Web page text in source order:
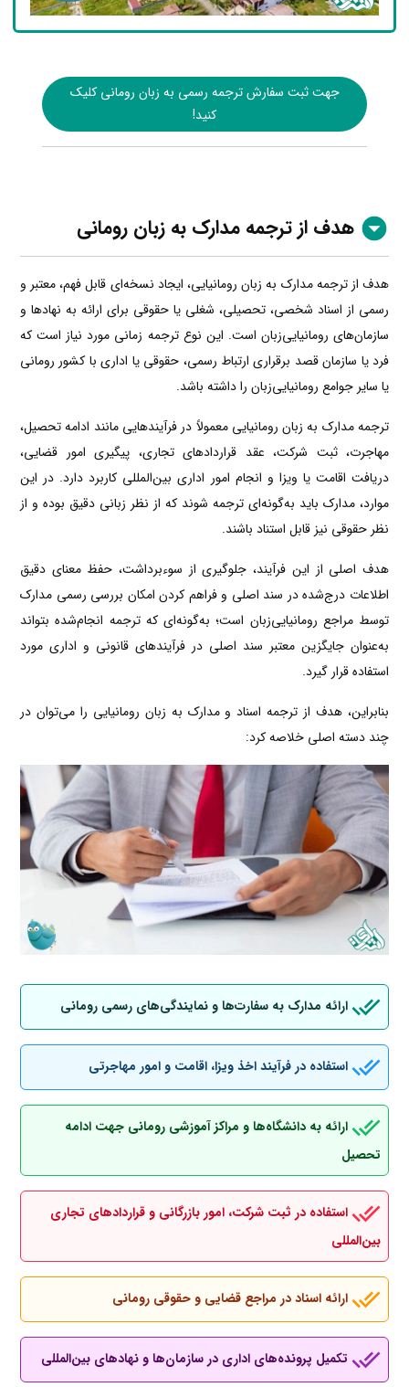
جهت ثبت سفارش ترجمه رسمی به زبان رومانی کلیک
کنید!
هدف از ترجمه مدارک به زبان رومانی
هدف از ترجمه مدارک به زبان رومانیایی، ایجاد نسخه‌ای قابل فهم، معتبر و
رسمی از اسناد شخصی، تحصیلی، شغلی یا حقوقی برای ارائه به نهادها و
سازمان‌های رومانیایی‌زبان است. این نوع ترجمه زمانی مورد نیاز است که
فرد یا سازمان قصد برقراری ارتباط رسمی، حقوقی یا اداری با کشور رومانی
یا سایر جوامع رومانیایی‌زبان را داشته باشد.
ترجمه مدارک به زبان رومانیایی معمولاً در فرآیندهایی مانند ادامه تحصیل،
مهاجرت، ثبت شرکت، عقد قراردادهای تجاری، پیگیری امور قضایی،
دریافت اقامت یا ویزا و انجام امور اداری بین‌المللی کاربرد دارد. در این
موارد، مدارک باید به‌گونه‌ای ترجمه شوند که از نظر زبانی دقیق بوده و از
نظر حقوقی نیز قابل استناد باشند.
هدف اصلی از این فرآیند، جلوگیری از سوءبرداشت، حفظ معنای دقیق
اطلاعات درج‌شده در سند اصلی و فراهم کردن امکان بررسی رسمی مدارک
توسط مراجع رومانیایی‌زبان است؛ به‌گونه‌ای که ترجمه انجام‌شده بتواند
به‌عنوان جایگزین معتبر سند اصلی در فرآیندهای قانونی و اداری مورد
استفاده قرار گیرد.
بنابراین، هدف از ترجمه اسناد و مدارک به زبان رومانیایی را می‌توان در
چند دسته اصلی خلاصه کرد:
ارائه مدارک به سفارت‌ها و نمایندگی‌های رسمی رومانی
استفاده در فرآیند اخذ ویزا، اقامت و امور مهاجرتی
ارائه به دانشگاه‌ها و مراکز آموزشی رومانی جهت ادامه
تحصیل
استفاده در ثبت شرکت، امور بازرگانی و قراردادهای تجاری
بین‌المللی
ارائه اسناد در مراجع قضایی و حقوقی رومانی
تکمیل پرونده‌های اداری در سازمان‌ها و نهادهای بین‌المللی